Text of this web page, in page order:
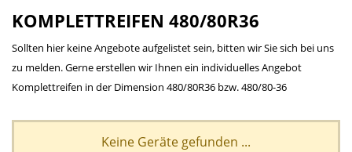
KOMPLETTREIFEN 480/80R36
Sollten hier keine Angebote aufgelistet sein, bitten wir Sie sich bei uns
zu melden. Gerne erstellen wir Ihnen ein individuelles Angebot
Komplettreifen in der Dimension 480/80R36 bzw. 480/80-36
Keine Geräte gefunden ...